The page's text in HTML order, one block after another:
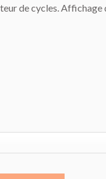
de cycles.